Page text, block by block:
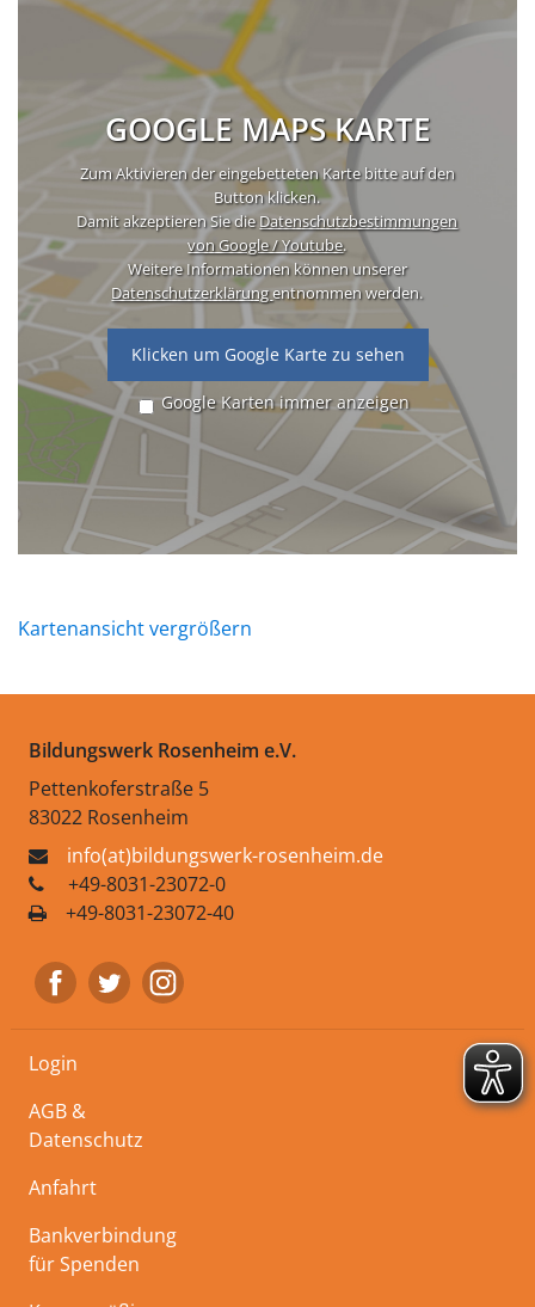
GOOGLE MAPS KARTE
Zum Aktivieren der eingebetteten Karte bitte auf den
Button klicken.
Damit akzeptieren Sie dieDatenschutzbestimmungen
von Google / Youtube.
Weitere Informationen können unserer
Datenschutzerklärungentnommen werden.
Klicken um Google Karte zu sehen
Google Karten immer anzeigen
Kartenansicht vergrößern
Bildungswerk Rosenheim e.V.
Pettenkoferstraße 5
83022 Rosenheim
info(at)bildungswerk-rosenheim.de
+49-8031-23072-0
+49-8031-23072-40
Login
AGB &
Datenschutz
Anfahrt
Bankverbindung
für Spenden